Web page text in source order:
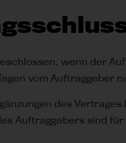
wenn der
vom Auftraggeber
des
Auftraggebers sind